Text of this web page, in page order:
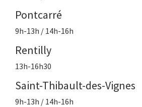
Pontcarré
9h-13h / 14h-16h
Rentilly
13h-16h30
Saint-Thibault-des-Vignes
9h-13h / 14h-16h